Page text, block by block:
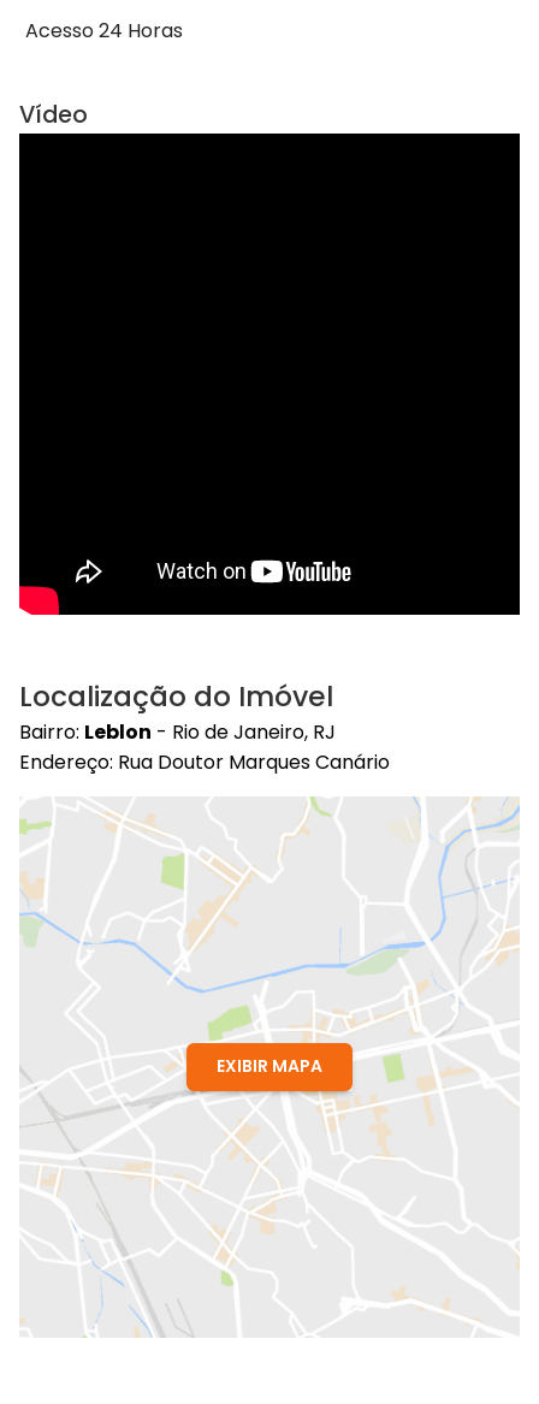
Acesso 24 Horas
Vídeo
Localização do Imóvel
Bairro: Leblon - Rio de Janeiro, RJ
Endereço: Rua Doutor Marques Canário
EXIBIR MAPA